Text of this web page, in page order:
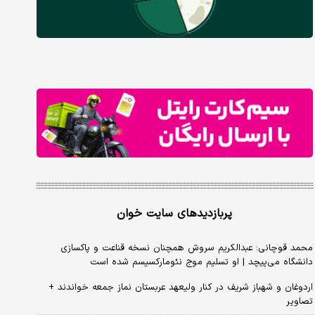
پربازدیدهای سایت خوان
محمد قوچانی: عبدالکریم سروش همچنان نسخه قناعت و پاکسازی
دانشگاه می‌پیچد | او تسلیم موج نئومارکسیسم شده است
اردوغان و شهباز شریف در کنار ولیعهد عربستان نماز جمعه خواندند +
تصاویر